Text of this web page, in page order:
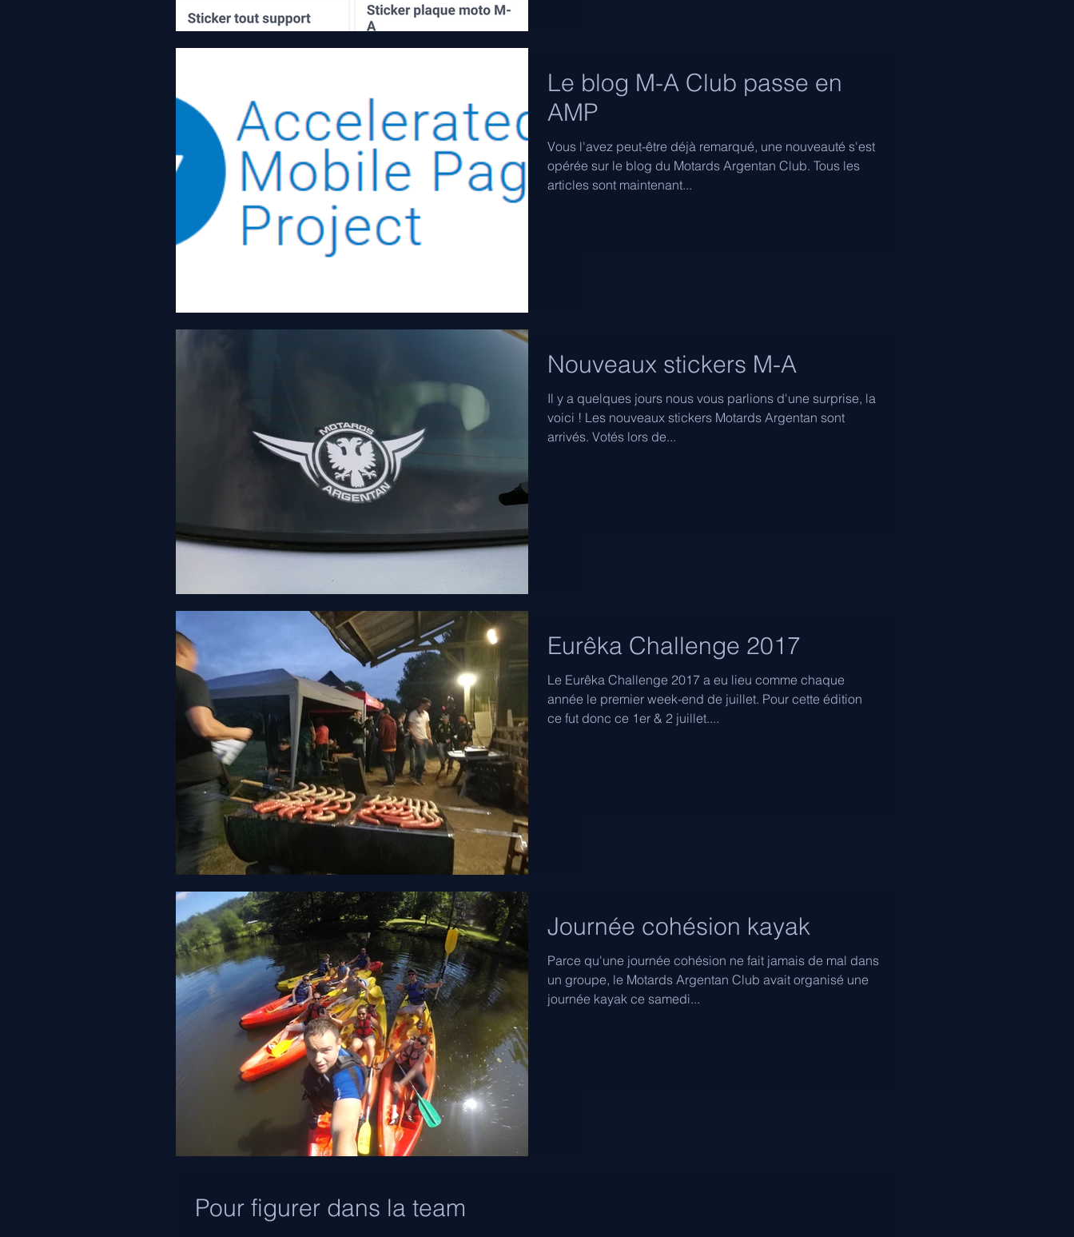
Le blog M-A Club passe en
AMP
Vous l'avez peut-être déjà remarqué, une nouveauté s'est
opérée sur le blog du Motards Argentan Club. Tous les
articles sont maintenant...
Nouveaux stickers M-A
Il y a quelques jours nous vous parlions d'une surprise, la
voici ! Les nouveaux stickers Motards Argentan sont
arrivés. Votés lors de...
Eurêka Challenge 2017
Le Eurêka Challenge 2017 a eu lieu comme chaque
année le premier week-end de juillet. Pour cette édition
ce fut donc ce 1er & 2 juillet....
Journée cohésion kayak
Parce qu'une journée cohésion ne fait jamais de mal dans
un groupe, le Motards Argentan Club avait organisé une
journée kayak ce samedi...
Pour figurer dans la team